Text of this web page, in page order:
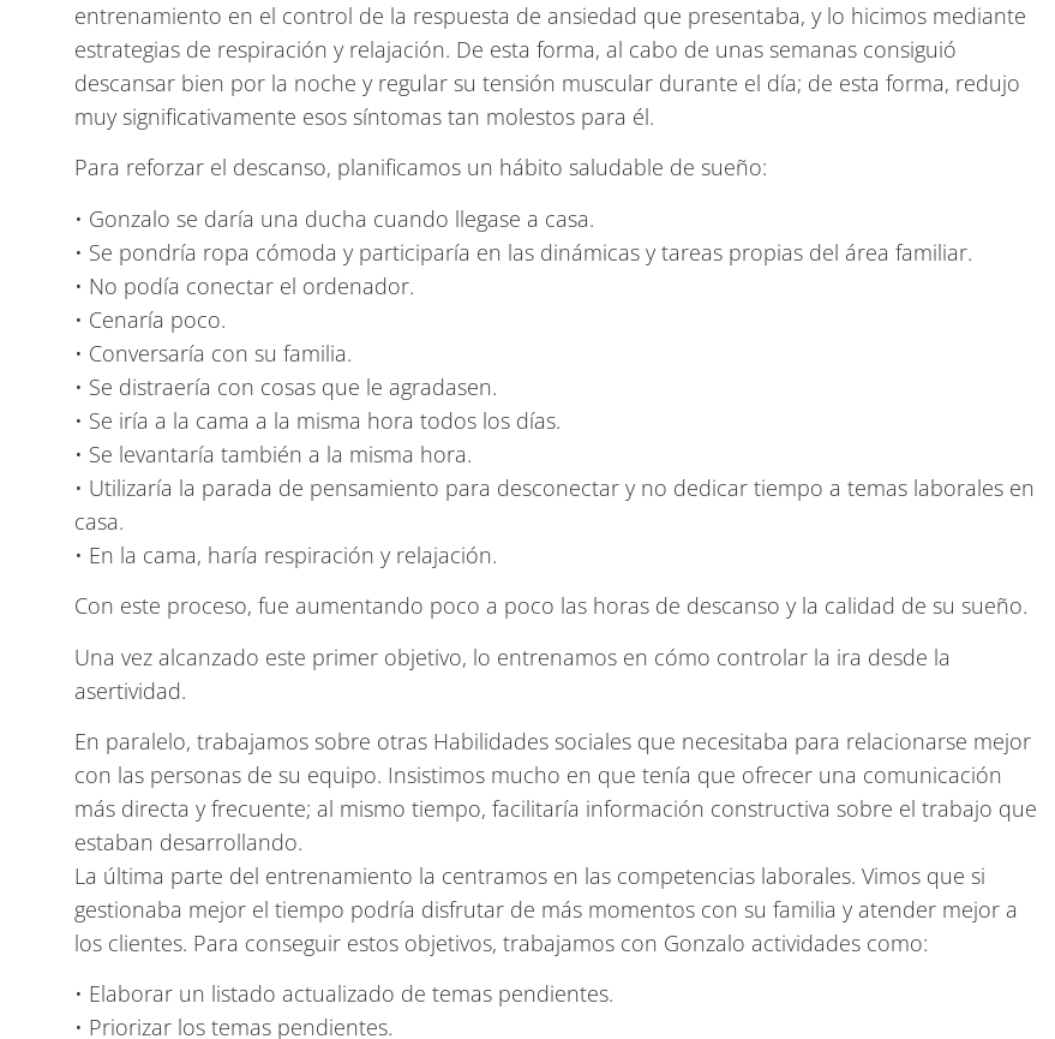
entrenamiento en el control de la respuesta de ansiedad que presentaba, y lo hicimos mediante
estrategias de respiración y relajación. De esta forma, al cabo de unas semanas consiguió
descansar bien por la noche y regular su tensión muscular durante el día; de esta forma, redujo
muy significativamente esos síntomas tan molestos para él.
Para reforzar el descanso, planificamos un hábito saludable de sueño:
• Gonzalo se daría una ducha cuando llegase a casa.
• Se pondría ropa cómoda y participaría en las dinámicas y tareas propias del área familiar.
• No podía conectar el ordenador.
• Cenaría poco.
• Conversaría con su familia.
• Se distraería con cosas que le agradasen.
• Se iría a la cama a la misma hora todos los días.
• Se levantaría también a la misma hora.
• Utilizaría la parada de pensamiento para desconectar y no dedicar tiempo a temas laborales en
casa.
• En la cama, haría respiración y relajación.
Con este proceso, fue aumentando poco a poco las horas de descanso y la calidad de su sueño.
Una vez alcanzado este primer objetivo, lo entrenamos en cómo controlar la ira desde la
asertividad.
En paralelo, trabajamos sobre otras Habilidades sociales que necesitaba para relacionarse mejor
con las personas de su equipo. Insistimos mucho en que tenía que ofrecer una comunicación
más directa y frecuente; al mismo tiempo, facilitaría información constructiva sobre el trabajo que
estaban desarrollando.
La última parte del entrenamiento la centramos en las competencias laborales. Vimos que si
gestionaba mejor el tiempo podría disfrutar de más momentos con su familia y atender mejor a
los clientes. Para conseguir estos objetivos, trabajamos con Gonzalo actividades como:
• Elaborar un listado actualizado de temas pendientes.
• Priorizar los temas pendientes.